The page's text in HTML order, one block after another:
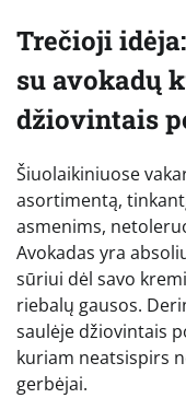
Trečioji
su avokadų
džiovintais
Šiuolaikiniuose
asortimentą,
asmenims,
Avokadas yra
sūriui dėl savo
riebalų gausos.
saulėje džiovintais
kuriam neatsispirs
gerbėjai.